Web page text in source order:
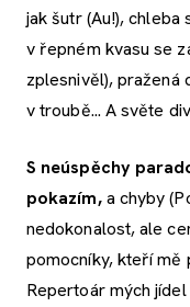
jak šutr (Au!),
v řepném kvasu se
zplesnivěl), pražená
v troubě... A světe
S neúspěchy
pokazím,a chyby
nedokonalost, ale
pomocníky, kteří mě
Repertoár mých